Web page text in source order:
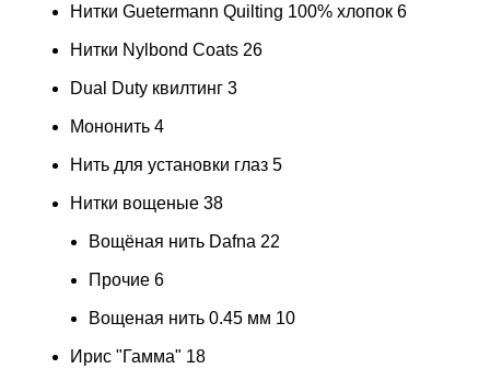
Нитки Guetermann Quilting 100% хлопок 6
Нитки Nylbond Coats 26
Dual Duty квилтинг 3
Мононить 4
Нить для установки глаз 5
Нитки вощеные 38
Вощёная нить Dafna 22
Прочие 6
Вощеная нить 0.45 мм 10
Ирис "Гамма" 18